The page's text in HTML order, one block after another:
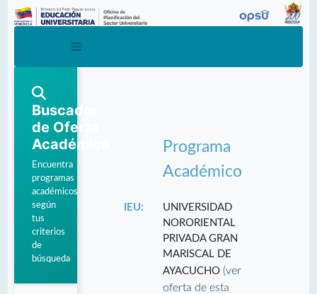
Buscador
de Oferta
Académica
Encuentra
programas
académicos
según
tus
criterios
de
búsqueda
Programa
Académico
IEU:
UNIVERSIDAD
NORORIENTAL
PRIVADA GRAN
MARISCAL DE
AYACUCHO(ver
oferta de esta